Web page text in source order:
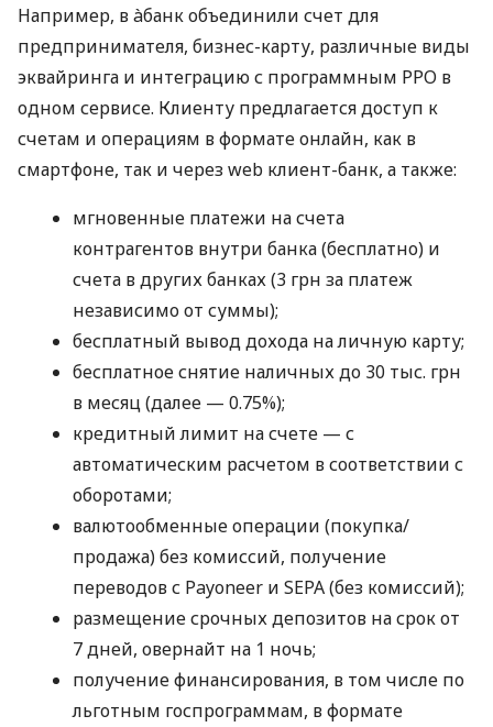
Например, в àбанк объединили счет для
предпринимателя, бизнес-карту, различные виды
эквайринга и интеграцию с программным РРО в
одном сервисе. Клиенту предлагается доступ к
счетам и операциям в формате онлайн, как в
смартфоне, так и через web клиент-банк, а также:
мгновенные платежи на счета
контрагентов внутри банка (бесплатно) и
счета в других банках (3 грн за платеж
независимо от суммы);
бесплатный вывод дохода на личную карту;
бесплатное снятие наличных до 30 тыс. грн
в месяц (далее — 0.75%);
кредитный лимит на счете — с
автоматическим расчетом в соответствии с
оборотами;
валютообменные операции (покупка/
продажа) без комиссий, получение
переводов с Payoneer и SEPA (без комиссий);
размещение срочных депозитов на срок от
7 дней, овернайт на 1 ночь;
получение финансирования, в том числе по
льготным госпрограммам, в формате